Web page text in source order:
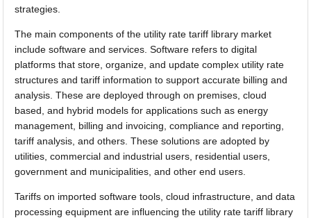
strategies.
The main components of the utility rate tariff library market
include software and services. Software refers to digital
platforms that store, organize, and update complex utility rate
structures and tariff information to support accurate billing and
analysis. These are deployed through on premises, cloud
based, and hybrid models for applications such as energy
management, billing and invoicing, compliance and reporting,
tariff analysis, and others. These solutions are adopted by
utilities, commercial and industrial users, residential users,
government and municipalities, and other end users.
Tariffs on imported software tools, cloud infrastructure, and data
processing equipment are influencing the utility rate tariff library